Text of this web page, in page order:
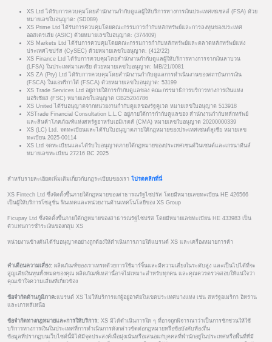
XS Ltd ได้รับการควบคุมโดยสำนักงานกำกับดูแลผู้ให้บริการทางการเงินประเทศเซเชลส์ (FSA) ด้วย
หมายเลขใบอนุญาต: (SD089)
XS Prime Ltd ได้รับการควบคุมโดยคณะกรรมการกำกับหลักทรัพย์และการลงทุนของประเทศ
ออสเตรเลีย (ASIC) ด้วยหมายเลขใบอนุญาต: (374409)
XS Markets Ltd ได้รับการควบคุมโดยคณะกรรมการกำกับหลักทรัพย์และตลาดหลักทรัพย์แห่ง
ประเทศไซปรัส (CySEC) ด้วยหมายเลขใบอนุญาต: (412/22)
XS Finance Ltd ได้รับการควบคุมโดยสำนักงานกำกับดูแลผู้ให้บริการทางการจากเงินลาบวน
(LFSA) ในประเทศมาเลเซีย ด้วยหมายเลขใบอนุญาต: MB/21/0081
XS ZA (Pty) Ltd ได้รับการควบคุมโดยสำนักงานกำกับดูแลการดำเนินงานของสถาบันการเงิน
(FSCA) ในแอฟริกาใต้ (FSCA) ด้วยหมายเลขใบอนุญาต: 53199
XS Trade Services Ltd อยู่ภายใต้การกำกับดูแลของ คณะกรรมาธิการบริการทางการเงินแห่ง
มอริเชียส (FSC) หมายเลขใบอนุญาต GB25204786
XS United ได้รับอนุญาตจากหน่วยงานกำกับดูแลของรัฐคูเวต หมายเลขใบอนุญาต 513918
XSTrade Financial Consultation L.L.C อยู่ภายใต้การกำกับดูแลของ สำนักงานกำกับหลักทรัพย์
และสินค้าโภคภัณฑ์แห่งสหรัฐอาหรับเอมิเรตส์ (CMA) หมายเลขใบอนุญาต 20200000339
XS (LC) Ltd. จดทะเบียนและได้รับใบอนุญาตภายใต้กฎหมายของประเทศเซนต์ลูเซีย หมายเลข
ทะเบียน 2025-00114
XS Ltd จดทะเบียนและได้รับใบอนุญาตภายใต้กฎหมายของประเทศเซนต์วินเซนต์และเกรนาดีนส์
หมายเลขทะเบียน 27216 BC 2025
สำหรับรายละเอียดเพิ่มเติมเกี่ยวกับกฎระเบียบของเรา โปรดคลิกที่นี่
XS Fintech Ltd ซึ่งจัดตั้งขึ้นภายใต้กฎหมายของสาธารณรัฐไซปรัส โดยมีหมายเลขทะเบียน HE 426566
เป็นผู้ให้บริการโซลูชั่น ฟินเทคและหน่วยงานด้านเทคโนโลยีของ XS Group
Ficupay Ltd ซึ่งจัดตั้งขึ้นภายใต้กฎหมายของสาธารณรัฐไซปรัส โดยมีหมายเลขทะเบียน HE 433983 เป็น
ตัวแทนการชำระเงินของกลุ่ม XS
หน่วยงานข้างต้นได้รับอนุญาตอย่างถูกต้องให้ดำเนินการภายใต้แบรนด์ XS และเครื่องหมายการค้า
คำเตือนความเสี่ยง: ผลิตภัณฑ์ของเราเทรดด้วยการใช้มาร์จิ้นและมีความเสี่ยงในระดับสูง และเป็นไปได้ที่จะ
สูญเสียเงินทุนทั้งหมดของคุณ ผลิตภัณฑ์เหล่านี้อาจไม่เหมาะสำหรับทุกคน และคุณควรตรวจสอบให้แน่ใจว่า
คุณเข้าใจความเสี่ยงที่เกี่ยวข้อง
ข้อจำกัดด้านภูมิภาค: แบรนด์ XS ไม่ให้บริการแก่ผู้อยู่อาศัยในเขตประเทศบางแห่ง เช่น สหรัฐอเมริกา อิหร่าน
และเกาหลีเหนือ
ข้อจำกัดทางกฎหมายและการให้บริการ: XS มิได้ดำเนินการใด ๆ ที่อาจถูกพิจารณาว่าเป็นการชักชวนให้ใช้
บริการทางการเงินในประเทศที่การดำเนินการดังกล่าวขัดต่อกฎหมายหรือข้อบังคับท้องถิ่น
ข้อมูลที่ปรากฏบนเว็บไซต์นี้มิได้มีจุดประสงค์เพื่อมุ่งเน้นหรือเสนอแก่บุคคลที่พำนักอยู่ในประเทศหรือพื้นที่ที่มี